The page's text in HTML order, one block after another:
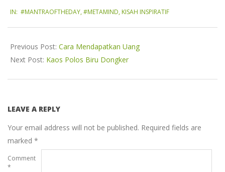
11-
02
IN: #MANTRAOFTHEDAY,#METAMIND, KISAH INSPIRATIF
Previous Post: Cara Mendapatkan Uang
Next Post: Kaos Polos Biru Dongker
LEAVE A REPLY
Your email address will not be published. Required fields are
marked *
Comment
*